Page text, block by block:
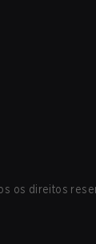
os direitos